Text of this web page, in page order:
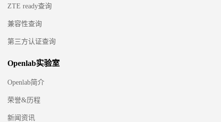
ZTE ready查询
兼容性查询
第三方认证查询
Openlab实验室
Openlab简介
荣誉&历程
新闻资讯